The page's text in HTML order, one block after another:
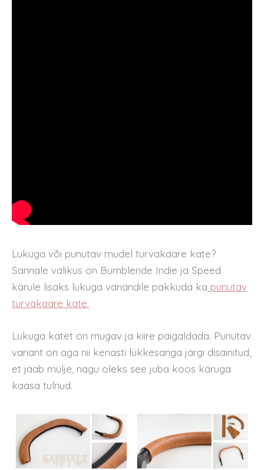
Lukuga või punutav mudel turvakaare kate?
Sannale valikus on Bumbleride Indie ja Speed
kärule lisaks lukuga variandile pakkuda ka punutav
turvakaare kate.
Lukuga katet on mugav ja kiire paigaldada. Punutav
variant on aga nii kenasti lükkesanga järgi disainitud,
et jääb mulje, nagu oleks see juba koos käruga
kaasa tulnud.